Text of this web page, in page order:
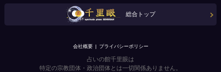
総合トップ
会社概要 プライバシーポリシー
占いの館千里眼は
特定の宗教団体・政治団体とは一切関係ありません。